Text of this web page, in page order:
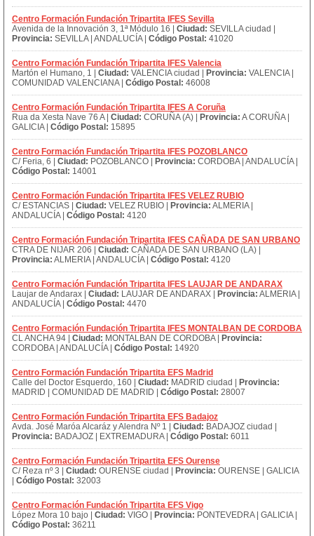
Centro Formación Fundación Tripartita IFES Sevilla
Avenida de la Innovación 3, 1ª Módulo 16 | Ciudad: SEVILLA ciudad |
Provincia: SEVILLA | ANDALUCÍA | Código Postal: 41020
Centro Formación Fundación Tripartita IFES Valencia
Martón el Humano, 1 | Ciudad: VALENCIA ciudad | Provincia: VALENCIA |
COMUNIDAD VALENCIANA | Código Postal: 46008
Centro Formación Fundación Tripartita IFES A Coruña
Rua da Xesta Nave 76 A | Ciudad: CORUÑA (A) | Provincia: A CORUÑA |
GALICIA | Código Postal: 15895
Centro Formación Fundación Tripartita IFES POZOBLANCO
C/ Feria, 6 | Ciudad: POZOBLANCO | Provincia: CORDOBA | ANDALUCÍA |
Código Postal: 14001
Centro Formación Fundación Tripartita IFES VELEZ RUBIO
C/ ESTANCIAS | Ciudad: VELEZ RUBIO | Provincia: ALMERIA |
ANDALUCÍA | Código Postal: 4120
Centro Formación Fundación Tripartita IFES CAÑADA DE SAN URBANO
CTRA DE NIJAR 206 | Ciudad: CAÑADA DE SAN URBANO (LA) |
Provincia: ALMERIA | ANDALUCÍA | Código Postal: 4120
Centro Formación Fundación Tripartita IFES LAUJAR DE ANDARAX
Laujar de Andarax | Ciudad: LAUJAR DE ANDARAX | Provincia: ALMERIA |
ANDALUCÍA | Código Postal: 4470
Centro Formación Fundación Tripartita IFES MONTALBAN DE CORDOBA
CL ANCHA 94 | Ciudad: MONTALBAN DE CORDOBA |
Provincia:
CORDOBA | ANDALUCÍA | Código Postal: 14920
Centro Formación Fundación Tripartita EFS Madrid
Calle del Doctor Esquerdo, 160 | Ciudad: MADRID ciudad |
Provincia:
MADRID | COMUNIDAD DE MADRID | Código Postal: 28007
Centro Formación Fundación Tripartita EFS Badajoz
Avda. José Maróa Alcaráz y Alendra Nº 1 | Ciudad: BADAJOZ ciudad |
Provincia: BADAJOZ | EXTREMADURA | Código Postal: 6011
Centro Formación Fundación Tripartita EFS Ourense
C/ Reza nº 3 | Ciudad: OURENSE ciudad | Provincia: OURENSE | GALICIA
Código Postal: 32003
Centro Formación Fundación Tripartita EFS Vigo
López Mora 10 bajo | Ciudad: VIGO | Provincia: PONTEVEDRA | GALICIA |
Código Postal: 36211